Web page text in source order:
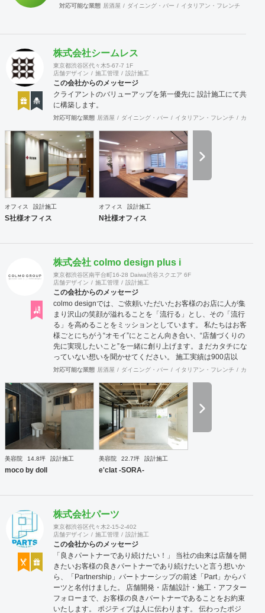
対応可能な業態 居酒屋 ダイニング・バー イタリアン・フレンチ
株式会社シームレス
東京都渋谷区代々木5-67-7 1F
店舗デザイン
施工管理 設計施工
この会社からのメッセージ
クライアントのバリューアップを第一優先に 設計施工にて共
に構築します。
対応可能な業態 居酒屋 ダイニング・バー イタリアン・フレンチ カフェ
オフィス 設計施工
S社様オフィス
オフィス 設計施工
N社様オフィス
株式会社 colmo design plus i
東京都渋谷区南平台町16-28 Daiwa渋谷スクエア 6F
店舗デザイン
施工管理 設計施工
この会社からのメッセージ
colmo designでは、ご依頼いただいたお客様のお店に人が集
まり沢山の笑顔が溢れることを「流行る」とし、その「流行
る」を高めることをミッションとしています。 私たちは​​お客
様ごとにちがう“オモイ”にとことん向き合い、“店舗づくりの
先に実現したいこと”を一緒に創り上げます。まだカタチにな
っていない想いを聞かせてください。 施工実績は900店以
上。 グループ会社で直営美容室を13店舗を運営をしており
提案をいたします。 ◉サービス ①テナント紹介サポート ②顧
客ターゲット・マーケティング調査 ③資金調達サポート ④
美容業界専門のデザイン提案 ⑤自社施工 ⑥ブランディング
のための販促ツール ⑦お客様により沿ったアフターフォロー
まずはご相談やお話だけでも構いません。 お気軽にお問合せ
くださいませ！
対応可能な業態 居酒屋 ダイニング・バー イタリアン・フレンチ カフェ
美容院 14.8坪 設計施工
moco by doll
美容院 22.7坪 設計施工
e'clat -SORA-
株式会社パーツ
東京都渋谷区代々木2-15-2-402
店舗デザイン
施工管理 設計施工
この会社からのメッセージ
「良きパートナーであり続けたい！」 当社の由来は店舗を開
きたいお客様の良きパートナーであり続けたいと言う想いか
ら、「Partnership」パートナーシップの前述「Part」からパ
ーツと名付けました。 店舗開発・店舗設計・施工・アフター
フォローまで、お客様の良きパートナーであることをお約束
いたします。 ポジティブは人に伝わります。 伝わったポジ